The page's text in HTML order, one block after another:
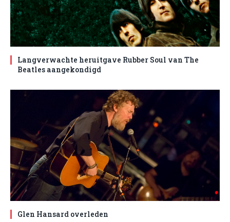
Langverwachte heruitgave Rubber Soul van The
Beatles aangekondigd
Glen Hansard overleden